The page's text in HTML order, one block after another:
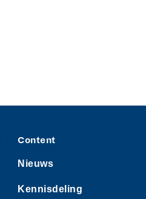
Content
Nieuws
Kennisdeling